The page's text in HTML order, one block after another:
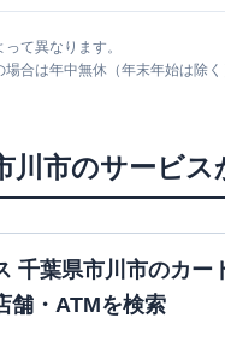
行 本八幡支店
平日：
00
土曜：-
て異なります。
場合は年中無休（年末年始は除く
川市のサービス
千葉県市川市のカー
舗・ATMを検索